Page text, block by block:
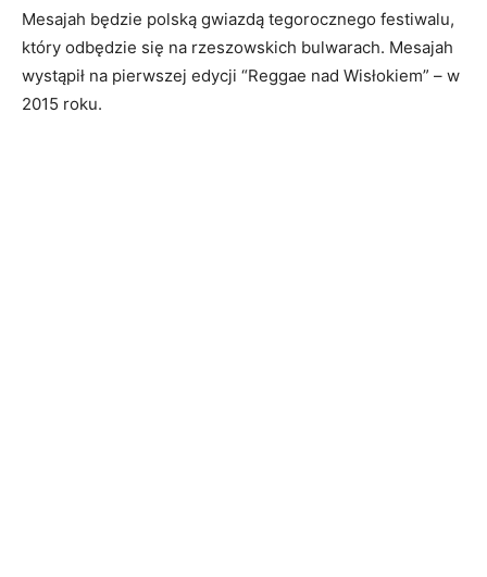
Mesajah będzie polską gwiazdą tegorocznego festiwalu,
który odbędzie się na rzeszowskich bulwarach. Mesajah
wystąpił na pierwszej edycji “Reggae nad Wisłokiem” – w
2015 roku.